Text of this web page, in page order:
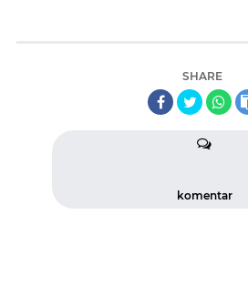
SHARE
komentar